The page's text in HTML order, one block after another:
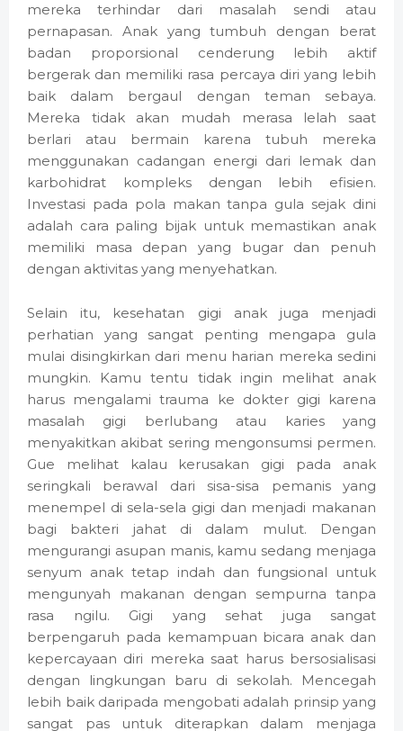
mereka terhindar dari masalah sendi atau
pernapasan. Anak yang tumbuh dengan berat
badan proporsional cenderung lebih aktif
bergerak dan memiliki rasa percaya diri yang lebih
baik dalam bergaul dengan teman sebaya.
Mereka tidak akan mudah merasa lelah saat
berlari atau bermain karena tubuh mereka
menggunakan cadangan energi dari lemak dan
karbohidrat kompleks dengan lebih efisien.
Investasi pada pola makan tanpa gula sejak dini
adalah cara paling bijak untuk memastikan anak
memiliki masa depan yang bugar dan penuh
dengan aktivitas yang menyehatkan.
Selain itu, kesehatan gigi anak juga menjadi
perhatian yang sangat penting mengapa gula
mulai disingkirkan dari menu harian mereka sedini
mungkin. Kamu tentu tidak ingin melihat anak
harus mengalami trauma ke dokter gigi karena
masalah gigi berlubang atau karies yang
menyakitkan akibat sering mengonsumsi permen.
Gue melihat kalau kerusakan gigi pada anak
seringkali berawal dari sisa-sisa pemanis yang
menempel di sela-sela gigi dan menjadi makanan
bagi bakteri jahat di dalam mulut. Dengan
mengurangi asupan manis, kamu sedang menjaga
senyum anak tetap indah dan fungsional untuk
mengunyah makanan dengan sempurna tanpa
rasa ngilu. Gigi yang sehat juga sangat
berpengaruh pada kemampuan bicara anak dan
kepercayaan diri mereka saat harus bersosialisasi
dengan lingkungan baru di sekolah. Mencegah
lebih baik daripada mengobati adalah prinsip yang
sangat pas untuk diterapkan dalam menjaga